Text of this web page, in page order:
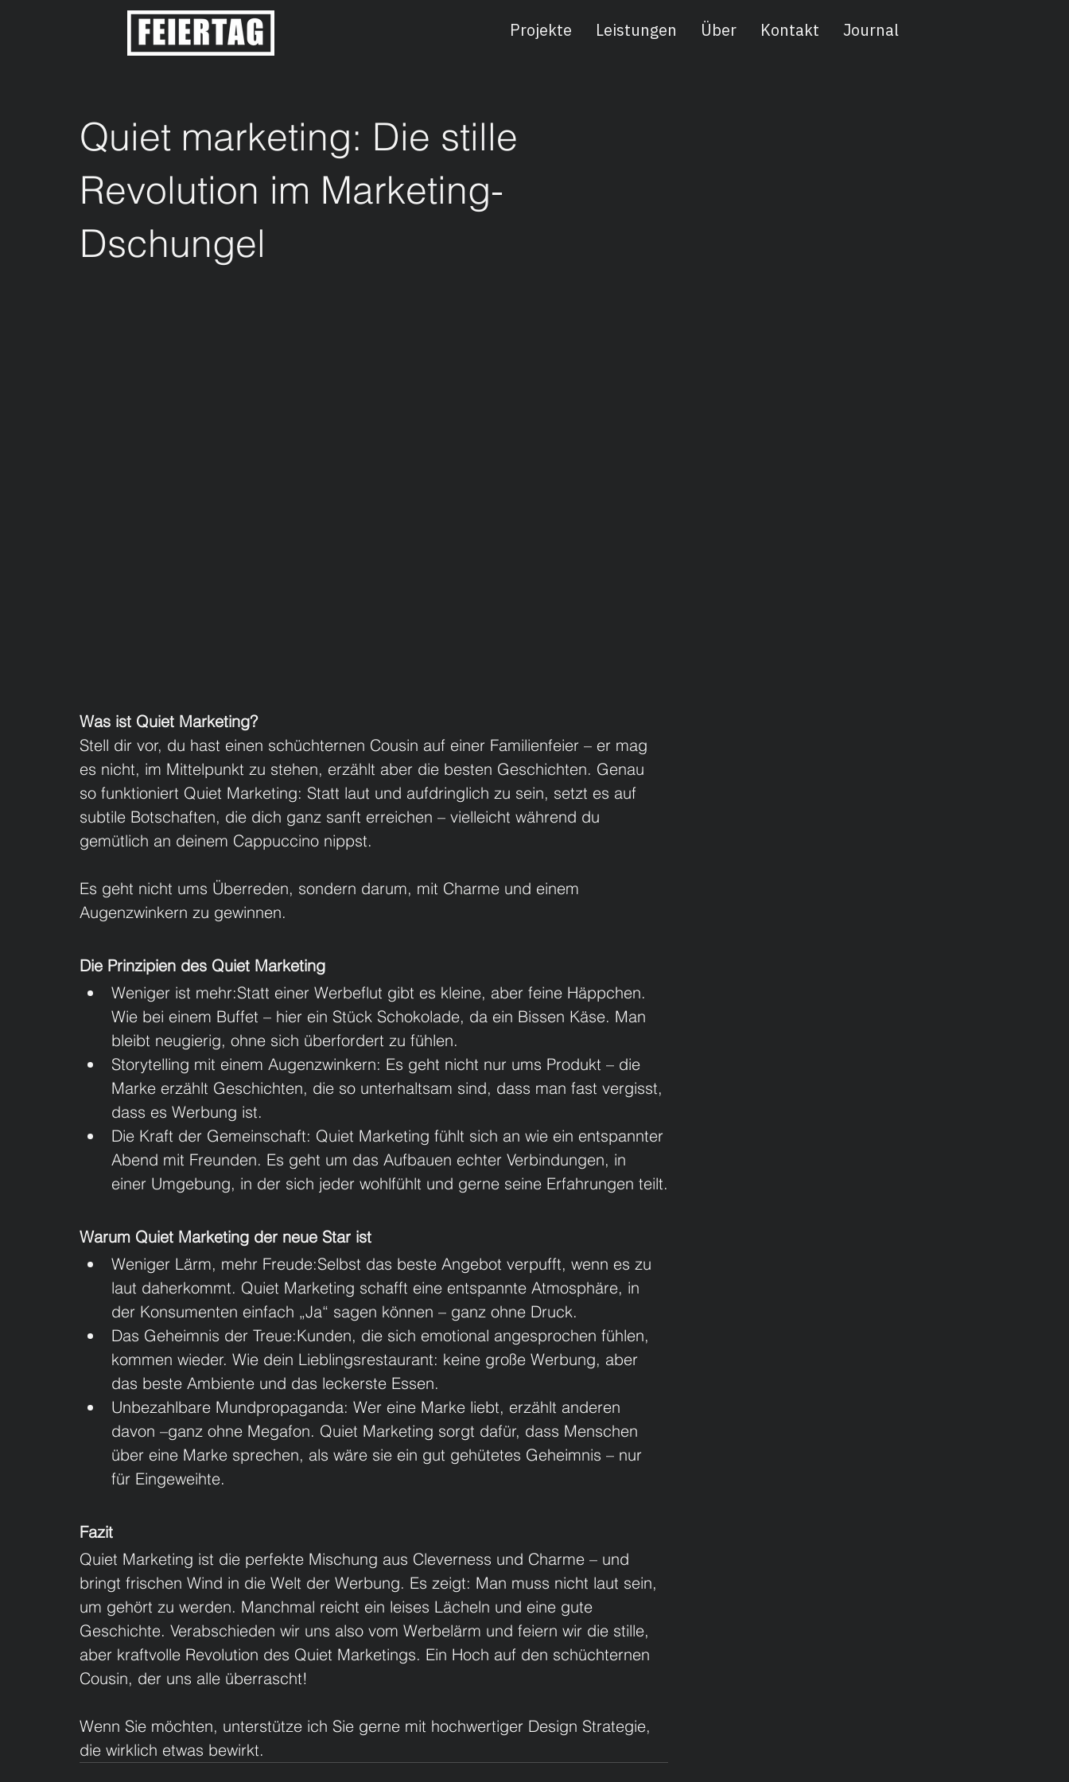
Projekte Leistungen Über Kontakt Journal
Quiet marketing: Die stille
Revolution im Marketing-
Dschungel
Was ist Quiet Marketing?
Stell dir vor, du hast einen schüchternen Cousin auf einer Familienfeier – er mag
es nicht, im Mittelpunkt zu stehen, erzählt aber die besten Geschichten. Genau
so funktioniert Quiet Marketing: Statt laut und aufdringlich zu sein, setzt es auf
subtile Botschaften, die dich ganz sanft erreichen – vielleicht während du
gemütlich an deinem Cappuccino nippst.
Es geht nicht ums Überreden, sondern darum, mit Charme und einem
Augenzwinkern zu gewinnen.
Die Prinzipien des Quiet Marketing
Weniger ist mehr:Statt einer Werbeflut gibt es kleine, aber feine Häppchen.
Wie bei einem Buffet – hier ein Stück Schokolade, da ein Bissen Käse. Man
bleibt neugierig, ohne sich überfordert zu fühlen.
Storytelling mit einem Augenzwinkern: Es geht nicht nur ums Produkt – die
Marke erzählt Geschichten, die so unterhaltsam sind, dass man fast vergisst,
dass es Werbung ist.
Die Kraft der Gemeinschaft: Quiet Marketing fühlt sich an wie ein entspannter
Abend mit Freunden. Es geht um das Aufbauen echter Verbindungen, in
einer Umgebung, in der sich jeder wohlfühlt und gerne seine Erfahrungen teilt.
Warum Quiet Marketing der neue Star ist
Weniger Lärm, mehr Freude:Selbst das beste Angebot verpufft, wenn es zu
laut daherkommt. Quiet Marketing schafft eine entspannte Atmosphäre, in
der Konsumenten einfach „Ja“ sagen können – ganz ohne Druck.
Das Geheimnis der Treue:Kunden, die sich emotional angesprochen fühlen,
kommen wieder. Wie dein Lieblingsrestaurant: keine große Werbung, aber
das beste Ambiente und das leckerste Essen.
Unbezahlbare Mundpropaganda: Wer eine Marke liebt, erzählt anderen
davon –ganz ohne Megafon. Quiet Marketing sorgt dafür, dass Menschen
über eine Marke sprechen, als wäre sie ein gut gehütetes Geheimnis – nur
für Eingeweihte.
Fazit
Quiet Marketing ist die perfekte Mischung aus Cleverness und Charme – und
bringt frischen Wind in die Welt der Werbung. Es zeigt: Man muss nicht laut sein,
um gehört zu werden. Manchmal reicht ein leises Lächeln und eine gute
Geschichte. Verabschieden wir uns also vom Werbelärm und feiern wir die stille,
aber kraftvolle Revolution des Quiet Marketings. Ein Hoch auf den schüchternen
Cousin, der uns alle überrascht!
Wenn Sie möchten, unterstütze ich Sie gerne mit hochwertiger Design Strategie,
die wirklich etwas bewirkt.